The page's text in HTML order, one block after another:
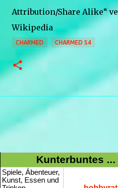
Attribution/Share Alike“
Wikipedia
CHARMED CHARMED S4
Kunterbuntes ...
Spiele, Ábenteuer,
Kunst, Essen und